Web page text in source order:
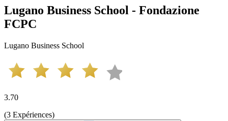
Lugano Business School - Fondazione
FCPC
Lugano Business School
3.70
(3 Expériences)